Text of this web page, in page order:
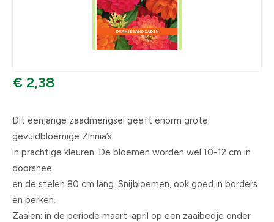
€ 2,38
Dit eenjarige zaadmengsel geeft enorm grote
gevuldbloemige Zinnia’s
in prachtige kleuren. De bloemen worden wel 10-12 cm in
doorsnee
en de stelen 80 cm lang. Snijbloemen, ook goed in borders
en perken.
Zaaien: in de periode maart-april op een zaaibedje onder